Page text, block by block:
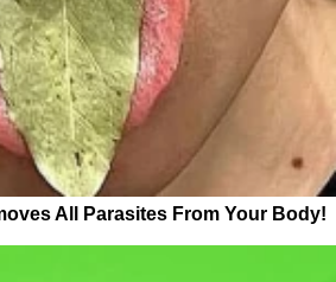
All Parasites From Your Body!